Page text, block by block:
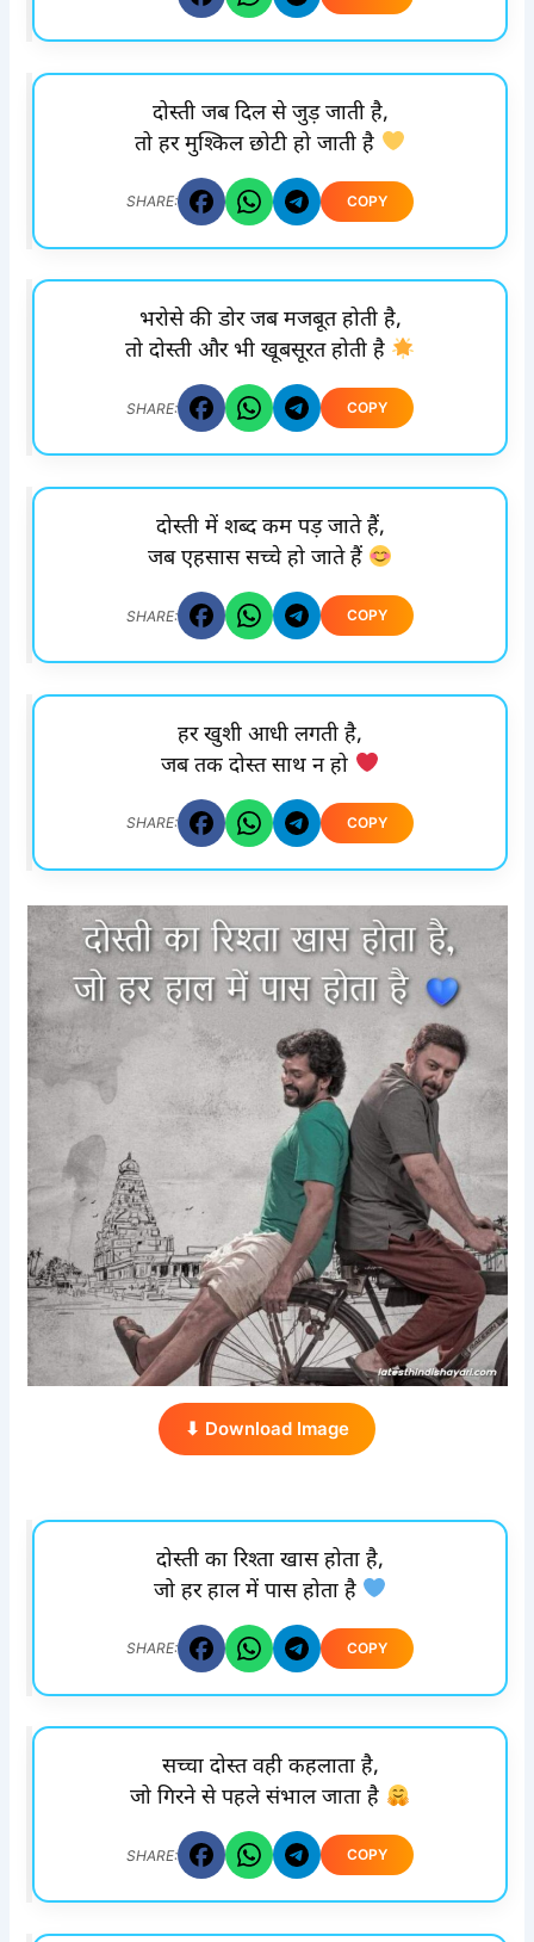
दोस्ती जब दिल से जुड़ जाती है,
तो हर मुश्किल छोटी हो जाती है
SHARE: COPY
भरोसे की डोर जब मजबूत होती है,
तो दोस्ती और भी खूबसूरत होती है
SHARE: COPY
दोस्ती में शब्द कम पड़ जाते हैं,
जब एहसास सच्चे हो जाते हैं
SHARE: COPY
हर खुशी आधी लगती है,
जब तक दोस्त साथ न हो
SHARE: COPY
⬇ Download Image
दोस्ती का रिश्ता खास होता है,
जो हर हाल में पास होता है
SHARE: COPY
सच्चा दोस्त वही कहलाता है,
जो गिरने से पहले संभाल जाता है
SHARE: COPY